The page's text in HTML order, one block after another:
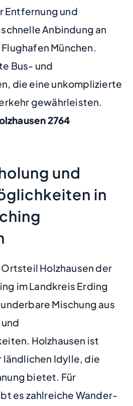
Entfernung und
Anbindung an
München.
Bus- und
die eine unkomplizierte
gewährleisten.
2764
und
in
Holzhausen der
im Landkreis Erding
Mischung aus
Holzhausen ist
Idylle, die
bietet. Für
es zahlreiche Wander-